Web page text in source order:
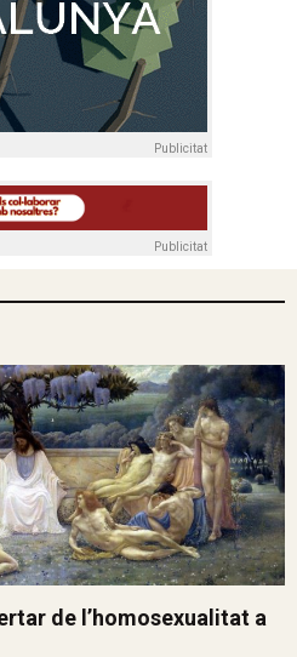
Publicitat
Publicitat
de l’homosexualitat a